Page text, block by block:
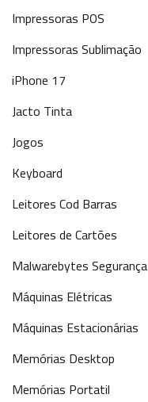
Impressoras POS
Impressoras Sublimação
iPhone 17
Jacto Tinta
Jogos
Keyboard
Leitores Cod Barras
Leitores de Cartões
Malwarebytes Segurança
Máquinas Elétricas
Máquinas Estacionárias
Memórias Desktop
Memórias Portatil